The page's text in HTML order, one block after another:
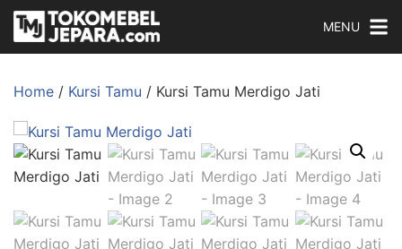
MENU
Home / Kursi Tamu / Kursi Tamu Merdigo Jati